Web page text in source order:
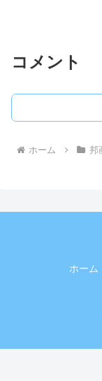
コメント
ホーム 邦
ホーム